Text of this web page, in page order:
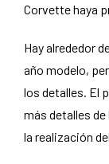
Corvette haya
Hay alrededor
año modelo,
los detalles. El
más detalles
la realización